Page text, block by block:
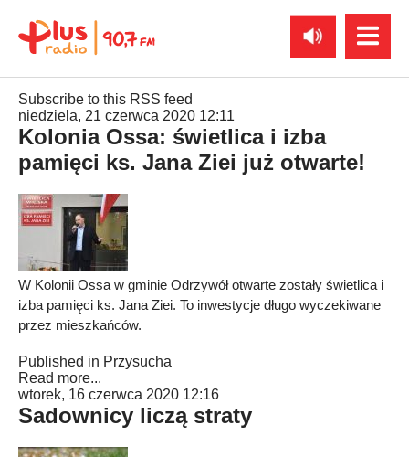
Subscribe to this RSS feed
niedziela, 21 czerwca 2020 12:11
Kolonia Ossa: świetlica i izba
pamięci ks. Jana Ziei już otwarte!
W Kolonii Ossa w gminie Odrzywół otwarte zostały świetlica i
izba pamięci ks. Jana Ziei. To inwestycje długo wyczekiwane
przez mieszkańców.
Published in Przysucha
Read more...
wtorek, 16 czerwca 2020 12:16
Sadownicy liczą straty